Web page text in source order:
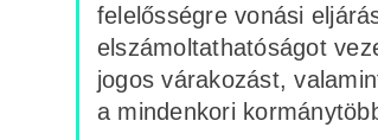
felelősségre vonási
elszámoltathatóságot
jogos várakozást,
a mindenkori